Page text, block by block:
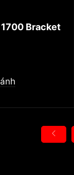
1700 Bracket